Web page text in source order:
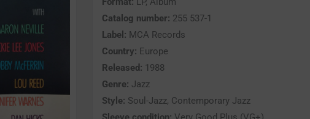
Catalog number: 255 537-1
Label: MCA Records
Country: Europe
Released: 1988
Genre: Jazz
Style: Soul-Jazz, Contemporary Jazz